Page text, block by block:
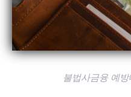
불법사금융 예